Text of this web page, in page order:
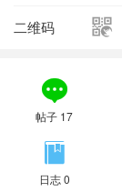

二维码

帖子 17

日志 0